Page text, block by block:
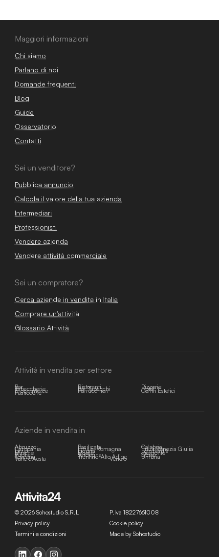
Maggiori informazioni
Chi siamo
Parlano di noi
Domande frequenti
Blog
Guide
Osservatorio
Contatti
Sei un venditore?
Pubblica annuncio
Calcola il valore della tua azienda
Intermediari
Professionisti
Vendere azienda
Vendere attività commerciale
Sei un compratore?
Cerca aziende in vendita in Italia
Comprare un'attività
Glossario Attività
Attività in vendita per settore
Bar Ristoranti Pizzerie
Tabaccherie Bar Tabacchi Hotel
E-commerce Parrucchieri Centri Estetici
Pasticcerie
Aziende in vendita in
Abruzzo Basilicata Calabria
Campania Emilia-Romagna Friuli-Venezia Giulia
Lazio Liguria Lombardia
Marche Molise Piemonte
Puglia Sardegna Sicilia
Toscana Trentino-Alto Adige Umbria
Valle d'Aosta Veneto
© 2026 Sohostudio S.R.L
P.Iva 18227661008
Privacy policy
Cookie policy
Termini e condizioni
Made by Sohostudio